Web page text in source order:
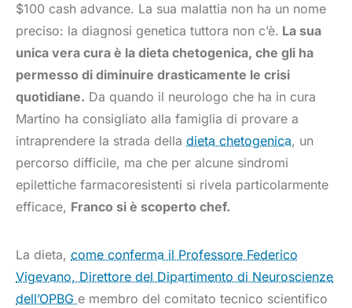
$100 cash advance. La sua malattia non ha un nome
preciso: la diagnosi genetica tuttora non c’è. La sua
unica vera cura è la dieta chetogenica, che gli ha
permesso di diminuire drasticamente le crisi
quotidiane. Da quando il neurologo che ha in cura
Martino ha consigliato alla famiglia di provare a
intraprendere la strada della dieta chetogenica, un
percorso difficile, ma che per alcune sindromi
epilettiche farmacoresistenti si rivela particolarmente
efficace, Franco si è scoperto chef.
La dieta, come conferma il Professore Federico
Vigevano, Direttore del Dipartimento di Neuroscienze
dell’OPBG e membro del comitato tecnico scientifico